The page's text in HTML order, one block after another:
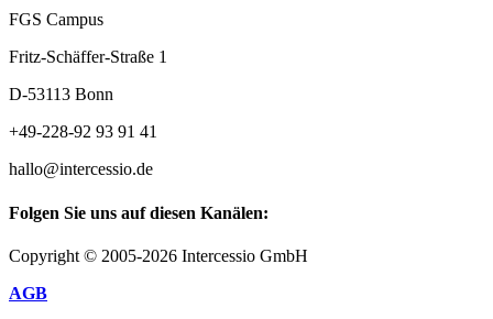
FGS Campus
Fritz-Schäffer-Straße 1
D-53113 Bonn
+49-228-92 93 91 41
hallo@intercessio.de
Folgen Sie uns auf diesen Kanälen:
Copyright © 2005-2026 Intercessio GmbH
AGB